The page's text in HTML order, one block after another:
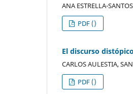
ANA ESTRELLA-SANTOS
PDF ()
El discurso
CARLOS AULESTIA,
PDF ()